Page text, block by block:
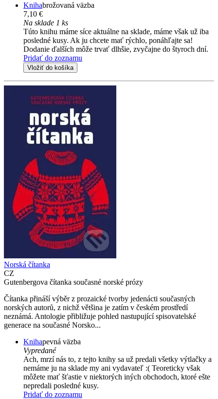
Knihabrožovaná väzba
7,10 €
Na sklade 1 ks
Túto knihu máme síce aktuálne na sklade, máme však už iba
posledné kusy. Ak ju chcete mať rýchlo, ponáhľajte sa!
Dodanie ďalších môže trvať dlhšie, zvyčajne do štyroch dní.
Pridať do zoznamu
Vložiť do košíka
Norská čítanka
CZ
Gutenbergova čítanka současné norské prózy
Čítanka přináší výběr z prozaické tvorby jedenácti současných
norských autorů, z nichž většina je zatím v českém prostředí
neznámá. Antologie přibližuje pohled nastupující spisovatelské
generace na současné Norsko...
Knihapevná väzba
Vypredané
Ach, mrzí nás to, z tejto knihy sa už predali všetky výtlačky a
nemáme ju na sklade my ani vydavateľ :( Teoreticky však
môžete mať šťastie v niektorých iných obchodoch, ktoré ešte
nepredali posledné kusy.
Pridať do zoznamu